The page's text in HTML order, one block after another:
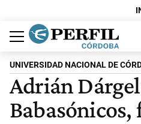
Política
Economía
Judiciales
Sociedad
Cultura
Espectáculos
Deportes
Protagonistas
UNIVERSIDAD NACIONAL DE
Adrián
Babasónicos,